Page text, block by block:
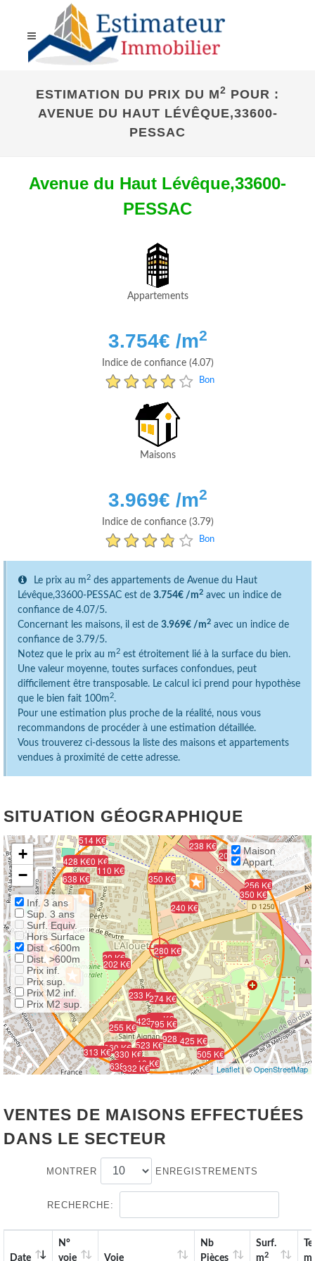
ESTIMATION DU PRIX DU M2 POUR :
AVENUE DU HAUT LÉVÊQUE,33600-
PESSAC
Avenue du Haut Lévêque,33600-
PESSAC
Appartements
3.754€ /m2
Indice de confiance (4.07)
Bon
Maisons
3.969€ /m2
Indice de confiance (3.79)
Bon
Le prix au m 2 des appartements de Avenue du Haut
Lévêque,33600-PESSAC est de 3.754€ /m2 avec un indice de
confiance de 4.07/5.
Concernant les maisons, il est de 3.969€ /m2 avec un indice de
confiance de 3.79/5.
Notez que le prix au m 2 est étroitement lié à la surface du bien.
Une valeur moyenne, toutes surfaces confondues, peut
difficilement être transposable. Le calcul ici prend pour hypothèse
que le bien fait 100m 2.
Pour une estimation plus proche de la réalité, nous vous
recommandons de procéder à une estimation détaillée.
Vous trouverez ci-dessous la liste des maisons et appartements
vendues à proximité de cette adresse.
SITUATION GÉOGRAPHIQUE
351 K€
795 K€
514 K€
260 K€
201 K€
425 K€
350 K€
233 K€
505 K€
280 K€
274 K€
255 K€
423 K€
202 K€
428 K€
242 K€
523 K€
350 K€
638 K€332 K€
310 K€
238 K€
275 K€
330 K€
240 K€
20 K€
638 K€
350 K€
350 K€
313 K€
256 K€
110 K€
928 K€
342 K€
+
−
Inf. 3 ans
Sup. 3 ans
Surf. Equiv.
Hors Surface
Dist. <600m
Dist. >600m
Prix inf.
Prix sup.
Prix M2 inf.
Prix M2 sup.
Maison
Appart.
Leaflet| ©OpenStreetMap
VENTES DE MAISONS EFFECTUÉES
DANS LE SECTEUR
MONTRER ENREGISTREMENTS
RECHERCHE:
Date
N°
voie
Voie
Nb
Pièces
Surf.
m2
m